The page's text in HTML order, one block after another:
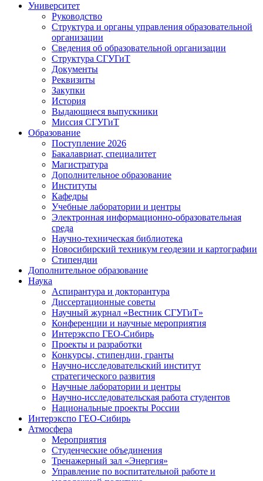
Университет
Руководство
Структура и органы управления образовательной
организации
Сведения об образовательной организации
Структура СГУГиТ
Документы
Реквизиты
Закупки
История
Выдающиеся выпускники
Миссия СГУГиТ
Образование
Поступление 2026
Бакалавриат, специалитет
Магистратура
Дополнительное образование
Институты
Кафедры
Учебные лаборатории и центры
Электронная информационно-образовательная
среда
Научно-техническая библиотека
Новосибирский техникум геодезии и картографии
Стипендии
Дополнительное образование
Наука
Аспирантура и докторантура
Диссертационные советы
Научный журнал «Вестник СГУГиТ»
Конференции и научные мероприятия
Интерэкспо ГЕО-Сибирь
Проекты и разработки
Конкурсы, стипендии, гранты
Научно-исследовательский институт
стратегического развития
Научные лаборатории и центры
Научно-исследовательская работа студентов
Национальные проекты России
Интерэкспо ГЕО-Сибирь
Атмосфера
Мероприятия
Студенческие объединения
Тренажерный зал «Энергия»
Управление по воспитательной работе и